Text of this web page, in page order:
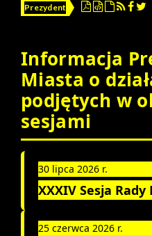
Prezydent
Informacja
Miasta o
podjętych w
sesjami
30 lipca 2026 r.
XXXIV Sesja
25 czerwca 2026 r.